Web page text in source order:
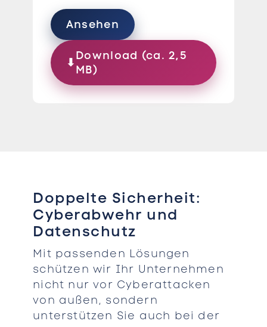
Ansehen
⬇Download (ca. 2,5
MB)
Doppelte Sicherheit:
Cyberabwehr und
Datenschutz
Mit passenden Lösungen
schützen wir Ihr Unternehmen
nicht nur vor Cyberattacken
von außen, sondern
unterstützen Sie auch bei der